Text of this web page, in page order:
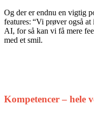
Og der er endnu en vigtig
features: “Vi prøver også at
AI, for så kan vi få mere
med et smil.
Kompetencer – hele